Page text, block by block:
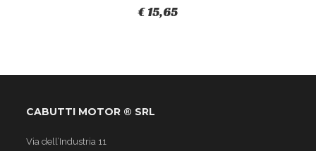
€ 15,65
CABUTTI MOTOR ® SRL
Via dell’Industria 11